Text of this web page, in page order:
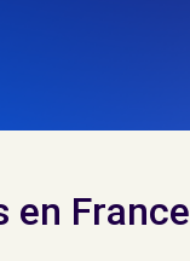
en France